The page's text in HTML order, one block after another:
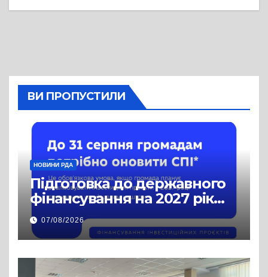
ВИ ПРОПУСТИЛИ
НОВИНИ РДА
Підготовка до державного
фінансування на 2027 рік
уже триває
07/08/2026